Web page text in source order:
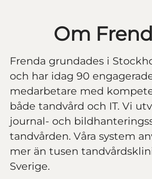
Om
Frenda grundades i
och har idag 90
medarbetare med
både tandvård och IT. Vi
journal- och
tandvården. Våra system
mer än tusen
Sverige.